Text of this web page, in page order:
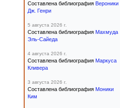
Составлена библиография Вероники
Дж. Генри
5 августа 2026 г.
Составлена библиография Махмуда
Эль-Сайеда
4 августа 2026 г.
Составлена библиография Маркуса
Кливера
3 августа 2026 г.
Составлена библиография Моники
Ким